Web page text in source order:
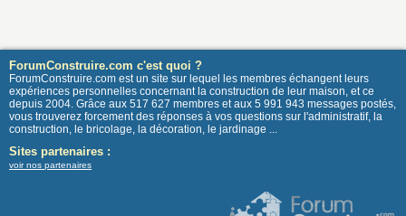
ForumConstruire.com c'est quoi ?
ForumConstruire.com est un site sur lequel les membres échangent leurs
expériences personnelles concernant la construction de leur maison, et ce
depuis 2004. Grâce aux 517 627 membres et aux 5 991 943 messages postés,
vous trouverez forcement des réponses à vos questions sur l'administratif, la
construction, le bricolage, la décoration, le jardinage ...
Sites partenaires :
voir nos partenaires